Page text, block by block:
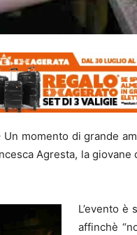
Un momento di grande
Agresta, la
L’evento
affinchè